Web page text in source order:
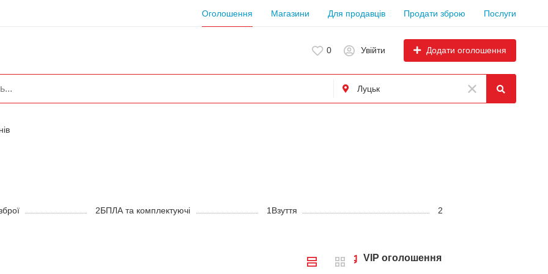
Оголошення Магазини Для продавців Продати зброю Послуги
0 Увійти Додати оголошення
2БПЛА та комплектуючі 1 Взуття 2
VIP оголошення